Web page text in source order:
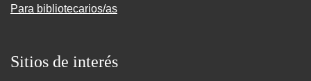
Para bibliotecarios/as
Sitios de interés